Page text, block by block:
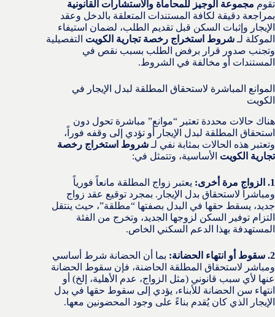
تقوم مجموعة الوجيز للمحاماة والاستشارات القانونية
بمراجعة دقيقة لكافة المستندات المتعلقة بالدخل وعقد
الإيجار وإثبات السكن قبل تقديم الطلب، لضمان استيفاء
الموكلة لـ شروط استخراج رخصة تجارية الكويت التفصيلية
وتجنب صدور قرار برفض الطلب بسبب نقص في
المستندات أو مخالفة في الشروط.
الموانع المباشرة لاستحقاق المطلقة لبدل الإيجار في
الكويت
هناك حالات محددة تعتبر “موانع” مباشرة تحول دون
استحقاق المطلقة لبدل الإيجار أو تؤدي إلى وقفه فوراً،
وتعتبر هذه الحالات بمثابة نفي لـ شروط استخراج رخصة
تجارية الكويت الأساسية، وتتمثل في:
1. الزواج مرة أخرى:
يعتبر زواج المطلقة مانعاً فورياً
ومباشراً لاستحقاق بدل الإيجار. بمجرد توقيع عقد زواج
جديد، يسقط حقها في البدل بصفتها “مطلقة”، حيث ينتقل
التزام توفير السكن لزوجها الجديد، وتخرج من الفئة
المستهدفة بهذا الدعم السكني الخاص.
2. سقوط أو انتهاء الحضانة:
بما أن الحضانة شرط أساسي
ومباشر لاستحقاق المطلقة الحاضنة، فإن سقوط الحضانة
عنها لأي سبب قانوني (مثل الزواج، عدم الأهلية، إلخ) أو
انتهاء سن الحضانة للأبناء، يؤدي إلى سقوط حقها في بدل
الإيجار الذي كان يُقدم بناءً على وجود المحضونين معها.